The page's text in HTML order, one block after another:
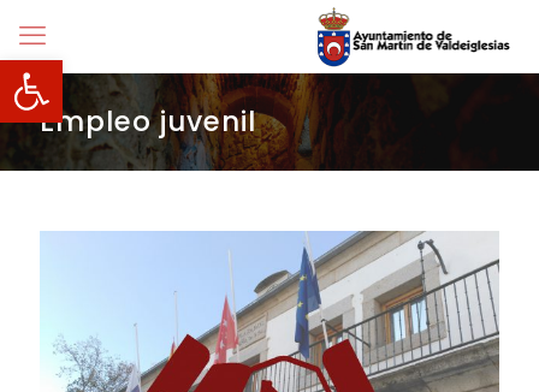
Abrir barra de herramientas
Empleo juvenil